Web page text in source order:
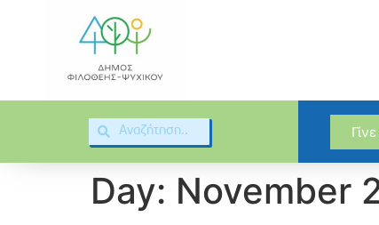
Day: November